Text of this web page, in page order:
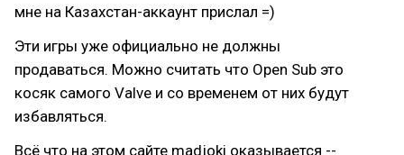
мне на Казахстан-аккаунт прислал =)
Эти игры уже официально не должны
продаваться. Можно считать что Open Sub это
косяк самого Valve и со временем от них будут
избавляться.
Всё что на этом сайте madjoki оказывается --